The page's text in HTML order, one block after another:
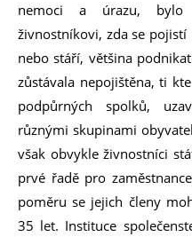
nemoci a úrazu, bylo
živnostníkovi, zda se
nebo stáří, většina
zůstávala nepojištěna, ti
podpůrných spolků,
různými skupinami
však obvykle živnostníci
prvé řadě pro
poměru se jejich členy
35 let. Instituce